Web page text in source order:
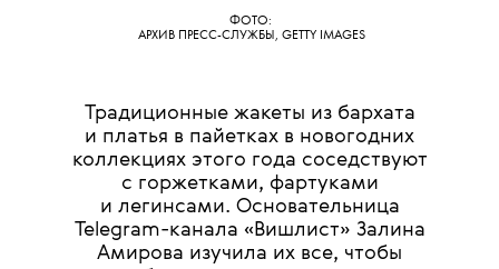
ФОТО:
АРХИВ ПРЕСС-СЛУЖБЫ, GETTY IMAGES
Традиционные жакеты из бархата
и платья в пайетках в новогодних
коллекциях этого года соседствуют
с горжетками, фартуками
и легинсами. Основательница
Telegram-канала «Вишлист» Залина
Амирова изучила их все, чтобы